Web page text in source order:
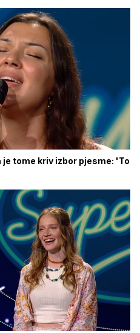
tome kriv izbor pjesme: 'To